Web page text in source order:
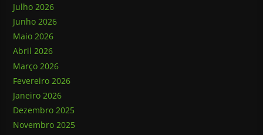
Julho 2026
Junho 2026
Maio 2026
Abril 2026
Março 2026
Fevereiro 2026
Janeiro 2026
Dezembro 2025
Novembro 2025